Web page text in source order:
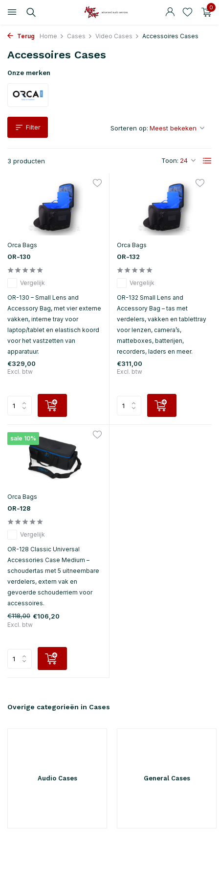
0
Terug Home Cases Video Cases Accessoires Cases
Accessoires Cases
Onze merken
Filter
3 producten Toon:
Sorteren op:
Orca Bags
OR-130
Vergelijk
OR-130 – Small Lens and
Accessory Bag, met vier externe
vakken, interne tray voor
laptop/tablet en elastisch koord
voor het vastzetten van
apparatuur.
€329,00
Excl. btw
Orca Bags
OR-132
Vergelijk
OR-132 Small Lens and
Accessory Bag – tas met
verdelers, vakken en tablettray
voor lenzen, camera’s,
matteboxes, batterijen,
recorders, laders en meer.
€311,00
Excl. btw
sale 10%
Orca Bags
OR-128
Vergelijk
OR-128 Classic Universal
Accessories Case Medium –
schoudertas met 5 uitneembare
verdelers, extern vak en
gevoerde schouderriem voor
accessoires.
€118,00 €106,20
Excl. btw
Overige categorieën in Cases
Audio Cases General Cases